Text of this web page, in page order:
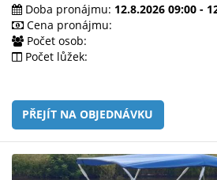
Doba pronájmu: 12.8.2026 09:00 -
Cena pronájmu:
Počet osob:
Počet lůžek:
PŘEJÍT NA OBJEDNÁVKU